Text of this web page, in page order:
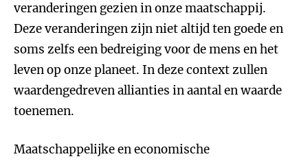
veranderingen gezien in onze maatschappij.
Deze veranderingen zijn niet altijd ten goede en
soms zelfs een bedreiging voor de mens en het
leven op onze planeet. In deze context zullen
waardengedreven allianties in aantal en waarde
toenemen.
Maatschappelijke en economische